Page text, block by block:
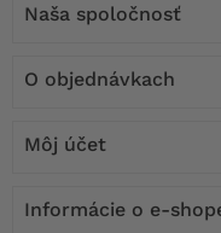
Naša spoločnosť
O objednávkach
Môj účet
Informácie o e-